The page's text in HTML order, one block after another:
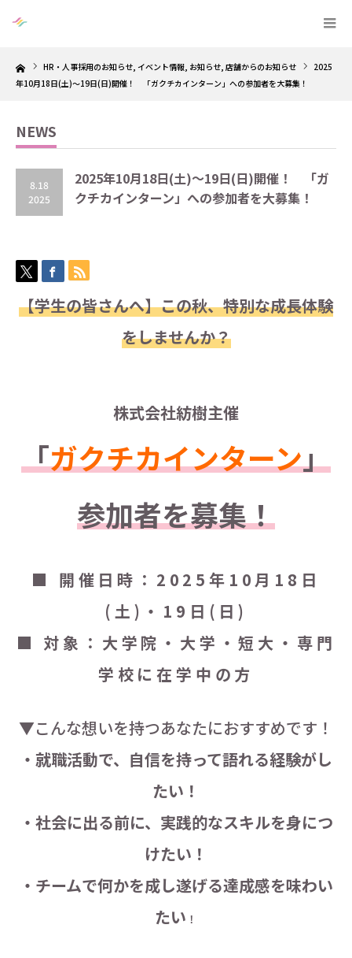
Home HR・人事採用のお知らせ, イベント情報, お知らせ, 店舗からのお知らせ
2025
年10月18日(土)～19日(日)開催！ 「ガクチカインターン」への参加者を大募集！
NEWS
8.18
2025
2025年10月18日(土)～19日(日)開催！ 「ガ
クチカインターン」への参加者を大募集！
【学生の皆さんへ】この秋、特別な成長体験
をしませんか？
株式会社紡樹主催
「ガクチカインターン」
参加者を募集！
■ 開催日時 ：2025年10月18日
(土)・19日(日)
■ 対象 ：大学院・大学・短大・専門
学校に在学中の方
▼こんな想いを持つあなたにおすすめです！
・就職活動で、自信を持って語れる経験がし
たい！
・社会に出る前に、実践的なスキルを身につ
けたい！
・チームで何かを成し遂げる達成感を味わい
たい ！